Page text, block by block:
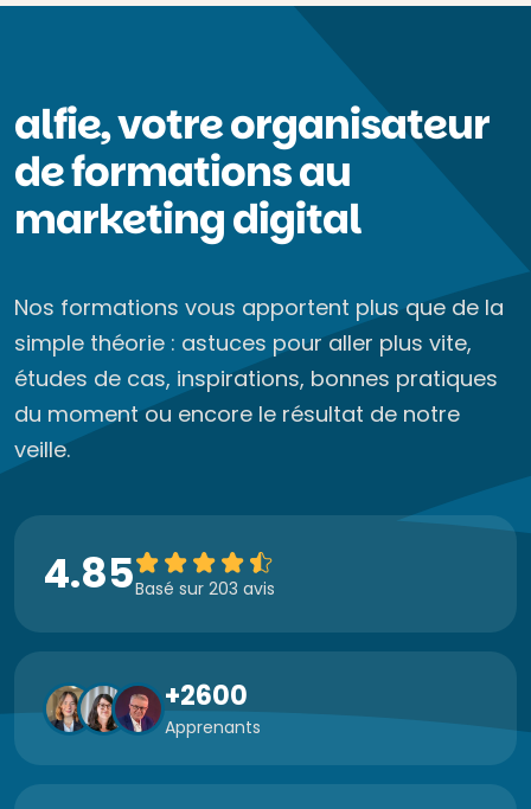
alfie, votre organisateur
de formations au
marketing digital
Nos formations vous apportent plus que de la
simple théorie : astuces pour aller plus vite,
études de cas, inspirations, bonnes pratiques
du moment ou encore le résultat de notre
veille.
4.85Basé sur 203 avis
+2600
Apprenants